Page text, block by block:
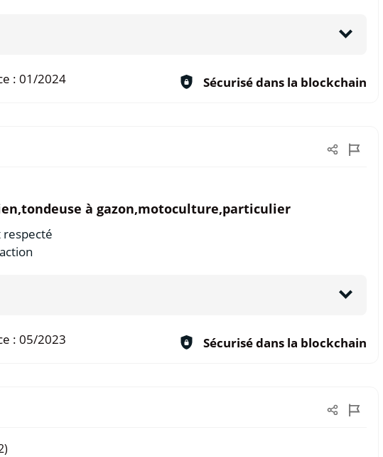
: 01/2024 Sécurisé dans la blockchain
à gazon,motoculture,particulier
respecté
: 05/2023 Sécurisé dans la blockchain